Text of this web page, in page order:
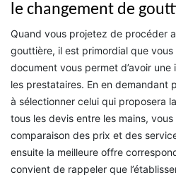
le changement de
Quand vous projetez de procéder
gouttière, il est primordial que
document vous permet d’avoir
les prestataires. En en demandant
à sélectionner celui qui proposera
tous les devis entre les mains,
comparaison des prix et des
ensuite la meilleure offre
convient de rappeler que